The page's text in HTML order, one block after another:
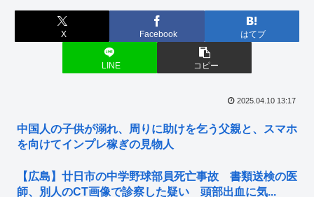
X Facebook はてブ
LINE コピー
2025.04.10 13:17
中国人の子供が溺れ、周りに助けを乞う父親と、スマホ
を向けてインプレ稼ぎの見物人
【広島】廿日市の中学野球部員死亡事故 書類送検の医
師、別人のCT画像で診察した疑い 頭部出血に気...